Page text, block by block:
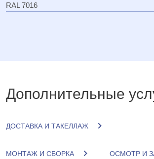
RAL 7016
Дополнительные
ДОСТАВКА И ТАКЕЛЛАЖ
МОНТАЖ И СБОРКА ОСМОТР И